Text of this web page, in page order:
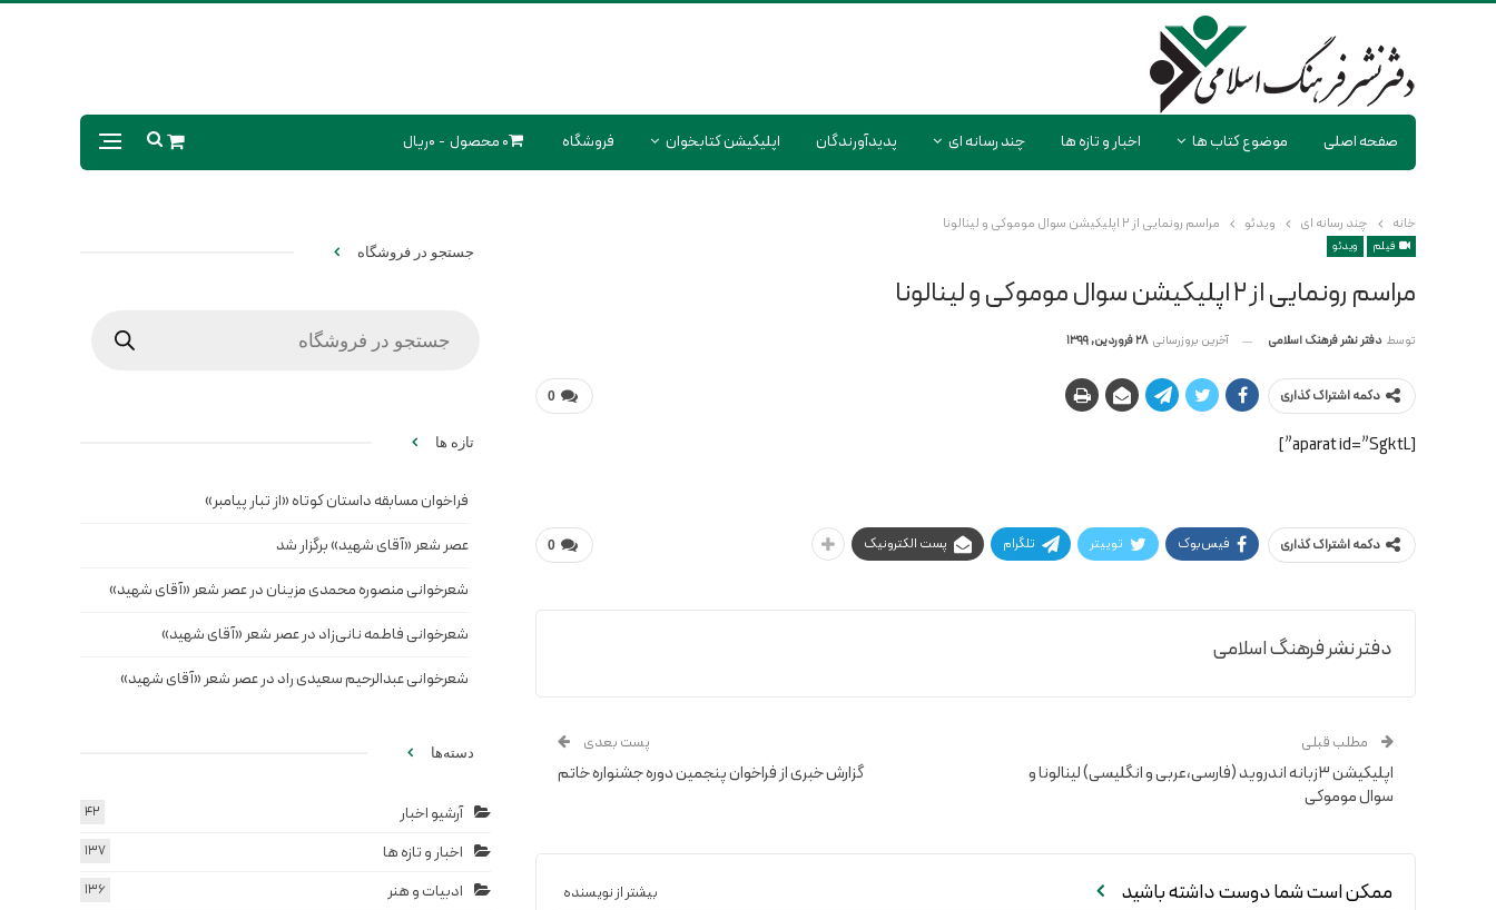
صفحه اصلی موضوع کتاب ها اخبار و تازه ها چند رسانه ای پدیدآورندگان اپلیکیشن کتابخوان فروشگاه 0 محصول 0ریال
خانه چند رسانه ای ویدئو مراسم رونمایی از ۲ اپلیکیشن سوال موموکی و لینالونا
فیلم ویدئو
مراسم رونمایی از ۲ اپلیکیشن سوال موموکی و لینالونا
توسط دفتر نشر فرهنگ اسلامی آخرین بروزرسانی 28 فروردین, 1399
0 دکمه اشتراک گذاری
[aparat id=”SgktL”]
0 دکمه اشتراک گذاری فیس‌بوک توییتر تلگرام پست الکترونیک
دفتر نشر فرهنگ اسلامی
مطلب قبلی
اپلیکیشن ۳زبانه اندروید (فارسی،عربی و انگلیسی) لینالونا و
سوال موموکی
پست بعدی
گزارش خبری از فراخوان پنجمین دوره جشنواره خاتم
ممکن است شما دوست داشته باشید بیشتر از نویسنده
جستجو در فروشگاه
تازه ها
فراخوان مسابقه داستان کوتاه «از تبار پیامبر»
عصر شعر «آقای شهید» برگزار شد
شعرخوانی منصوره محمدی مزینان در عصر شعر «آقای شهید»
شعرخوانی فاطمه نانی‌زاد در عصر شعر «آقای شهید»
شعرخوانی عبدالرحیم سعیدی راد در عصر شعر «آقای شهید»
دسته‌ها
آرشیو اخبار 42
اخبار و تازه ها 137
ادبیات و هنر 136